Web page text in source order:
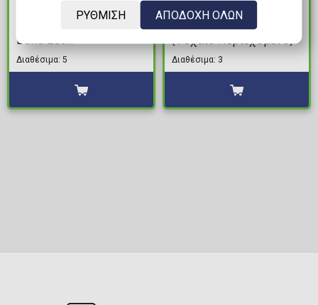
Sanrio: Hello Kitty and
Friends - Kuromi with
Baku Σετ
Παπλωματοθήκης
(Παπλωματοθήκη &
Μαξιλαροθήκη)
Διαθέσιμα: 5
Naruto - Series 6 Foam
Bag Clip Μπρελόκ
(Τυχαίο Περιεχόμενο)
Διαθέσιμα: 3
ΡΥΘΜΙΣΗ ΑΠΟΔΟΧΗ ΟΛΩΝ